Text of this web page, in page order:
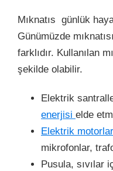
Mıknatıs günlük
Günümüzde
farklıdır. Kullanılan
şekilde olabilir.
Elektrik
enerjisi elde
Elektrik
mikrofonlar,
Pusula, sıvılar